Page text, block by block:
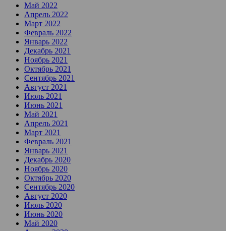
Май 2022
Апрель 2022
Март 2022
Февраль 2022
Январь 2022
Декабрь 2021
Ноябрь 2021
Октябрь 2021
Сентябрь 2021
Август 2021
Июль 2021
Июнь 2021
Май 2021
Апрель 2021
Март 2021
Февраль 2021
Январь 2021
Декабрь 2020
Ноябрь 2020
Октябрь 2020
Сентябрь 2020
Август 2020
Июль 2020
Июнь 2020
Май 2020